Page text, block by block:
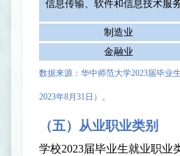
信息传输、软件和信息技术服
制造业
金融业
数据来源：华中师范大学2023届毕业
2023年8月 31 日 ）。
（五）从业职业类别
学校2023届毕业生就业职业